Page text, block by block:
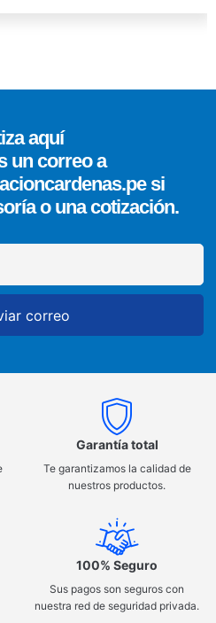
aquí
un correo a
si
o una cotización.
correo
Garantía total
Te garantizamos la calidad de
nuestros productos.
100% Seguro
Sus pagos son seguros con
nuestra red de seguridad privada.